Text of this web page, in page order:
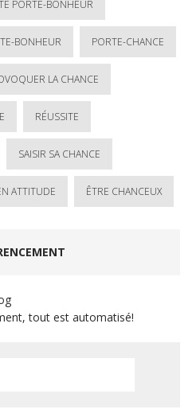
PORTE-BONHEUR
BONHEUR PORTE-CHANCE
LA CHANCE
RÉUSSITE
SAISIR SA CHANCE
ATTITUDE ÊTRE CHANCEUX
tout est automatisé!